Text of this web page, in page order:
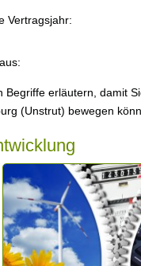
Vertragsjahr:
Begriffe erläutern, damit
(Unstrut) bewegen